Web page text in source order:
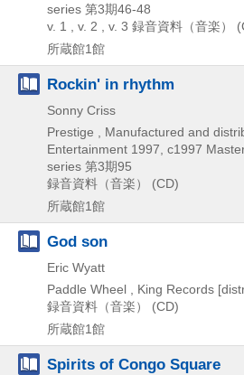
series 第3期46-48
v. 1 , v. 2 , v. 3 録音資料（音楽）
所蔵館1館
Rockin' in rhythm
Sonny Criss
Prestige , Manufactured and
Entertainment 1997, c1997
series 第3期95
録音資料（音楽） (CD)
所蔵館1館
God son
Eric Wyatt
Paddle Wheel , King Records
録音資料（音楽） (CD)
所蔵館1館
Spirits of Congo Square